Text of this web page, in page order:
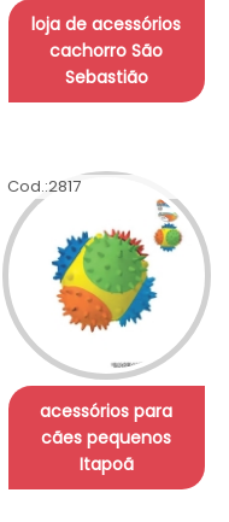
loja de acessórios
cachorro São
Sebastião
Cod.:2817
acessórios para
cães pequenos
Itapoã